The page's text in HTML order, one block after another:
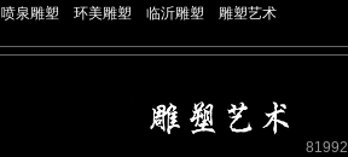
喷泉雕塑 环美雕塑 临沂雕塑 雕塑艺术
81992